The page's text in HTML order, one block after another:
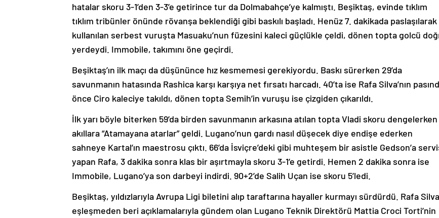
hatalar skoru 3-1’den 3-3’e getirince tur da Dolmabahçe’ye kalmıştı. Beşiktaş, evinde tıklım
tıklım tribünler önünde rövanşa beklendiği gibi baskılı başladı. Henüz 7. dakikada paslaşılarak
kullanılan serbest vuruşta Masuaku’nun füzesini kaleci güçlükle çeldi, dönen topta golcü
yerdeydi. Immobile, takımını öne geçirdi.
Beşiktaş’ın ilk maçı da düşününce hız kesmemesi gerekiyordu. Baskı sürerken 29’da
savunmanın hatasında Rashica karşı karşıya net fırsatı harcadı. 40’ta ise Rafa Silva’nın
önce Ciro kaleciye takıldı, dönen topta Semih’in vuruşu ise çizgiden çıkarıldı.
İlk yarı böyle biterken 59’da birden savunmanın arkasına atılan topta Vladi skoru dengelerken
akıllara “Atamayana atarlar” geldi. Lugano’nun gardı nasıl düşecek diye endişe ederken
sahneye Kartal’ın maestrosu çıktı. 66’da İsviçre’deki gibi muhteşem bir asistle Gedson’a
yapan Rafa, 3 dakika sonra klas bir aşırtmayla skoru 3-1’e getirdi. Hemen 2 dakika sonra ise
Immobile, Lugano’ya son darbeyi indirdi. 90+2’de Salih Uçan ise skoru 5’ledi.
Beşiktaş, yıldızlarıyla Avrupa Ligi biletini alıp taraftarına hayaller kurmayı sürdürdü. Rafa
eşleşmeden beri açıklamalarıyla gündem olan Lugano Teknik Direktörü Mattia Croci Torti’nin